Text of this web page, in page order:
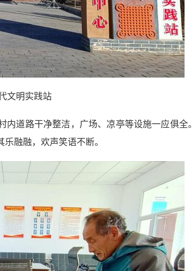
文明实践站
道路干净整洁，广场、凉亭等设施一应俱全。
融融，欢声笑语不断。